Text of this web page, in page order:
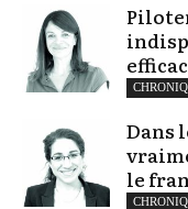
Dans
le